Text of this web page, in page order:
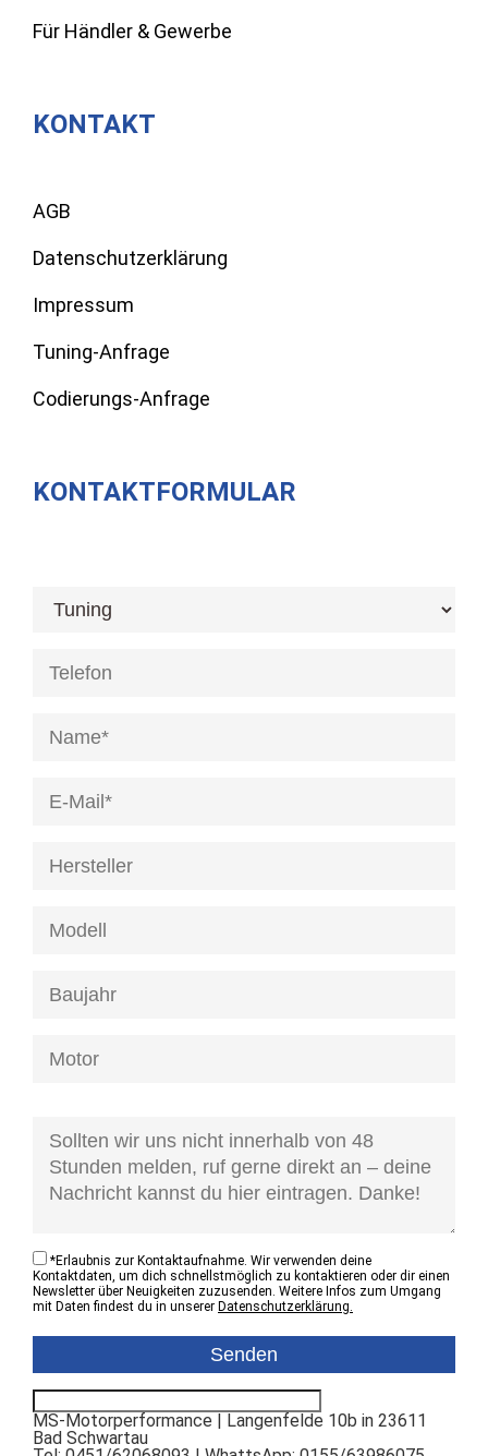
Für Händler & Gewerbe
KONTAKT
AGB
Datenschutzerklärung
Impressum
Tuning-Anfrage
Codierungs-Anfrage
KONTAKTFORMULAR
*Erlaubnis zur Kontaktaufnahme. Wir verwenden deine
Kontaktdaten, um dich schnellstmöglich zu kontaktieren oder dir einen
Newsletter über Neuigkeiten zuzusenden. Weitere Infos zum Umgang
mit Daten findest du in unserer Datenschutzerklärung.
MS-Motorperformance | Langenfelde 10b in 23611
Bad Schwartau